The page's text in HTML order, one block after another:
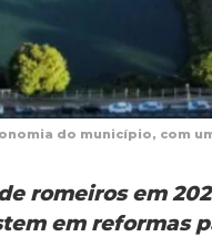
do município, com
romeiros em
em reformas